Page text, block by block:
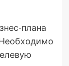
плана